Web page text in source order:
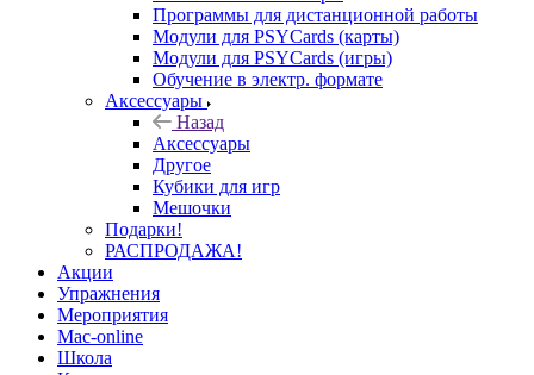
Программы для дистанционной работы
Модули для PSYCards (карты)
Модули для PSYCards (игры)
Обучение в электр. формате
Аксессуары
Назад
Аксессуары
Другое
Кубики для игр
Мешочки
Подарки!
РАСПРОДАЖА!
Акции
Упражнения
Мероприятия
Mac-online
Школа